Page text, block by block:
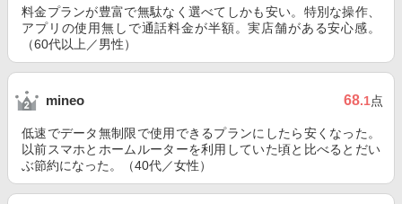
料金プランが豊富で無駄なく選べてしかも安い。特別な操作、
アプリの使用無しで通話料金が半額。実店舗がある安心感。
（60代以上／男性）
mineo 68.1点
低速でデータ無制限で使用できるプランにしたら安くなった。
以前スマホとホームルーターを利用していた頃と比べるとだい
ぶ節約になった。（40代／女性）